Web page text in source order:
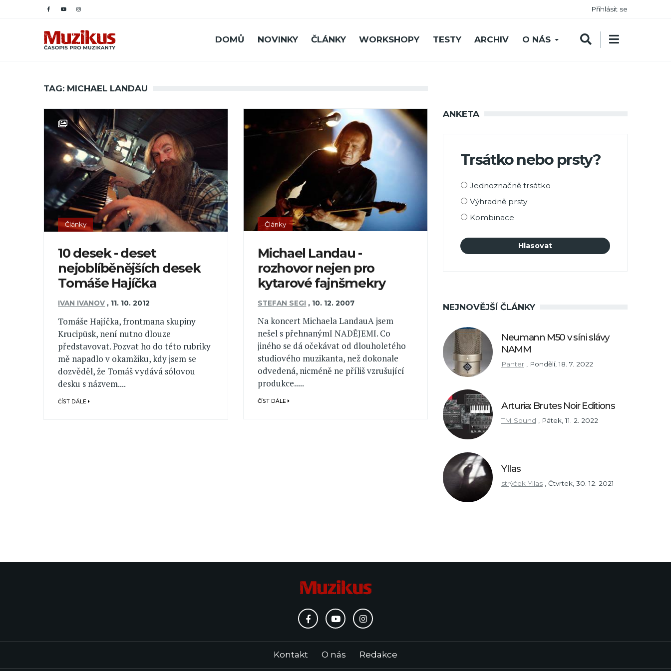
Přihlásit se
DOMŮ NOVINKY ČLÁNKY WORKSHOPY TESTY ARCHIV O NÁS
TAG: MICHAEL LANDAU
Články
10 desek - deset
nejoblíběnějších desek
Tomáše Hajíčka
IVAN IVANOV , 11. 10. 2012
Tomáše Hajíčka, frontmana skupiny
Krucipüsk, není nutno dlouze
představovat. Pozvat ho do této rubriky
mě napadlo v okamžiku, kdy jsem se
dozvěděl, že Tomáš vydává sólovou
desku s názvem....
ČÍST DÁLE
Články
Michael Landau -
rozhovor nejen pro
kytarové fajnšmekry
STEFAN SEGI , 10. 12. 2007
Na koncert Michaela LandauA jsem
nešel s přehnanýmI NADĚJEMI. Co
jiného se dá očekávat od dlouholetého
studiového muzikanta, než dokonale
odvedená, nicméně ne příliš vzrušující
produkce.....
ČÍST DÁLE
ANKETA
Trsátko nebo prsty?
Možnosti
Jednoznačně trsátko
Výhradně prsty
Kombinace
NEJNOVĚJŠÍ ČLÁNKY
Neumann M50 v síni slávy
NAMM
Panter Pondělí, 18. 7. 2022
Arturia: Brutes Noir Editions
TM Sound Pátek, 11. 2. 2022
Yllas
strýček Yllas Čtvrtek, 30. 12. 2021
Kontakt O nás Redakce